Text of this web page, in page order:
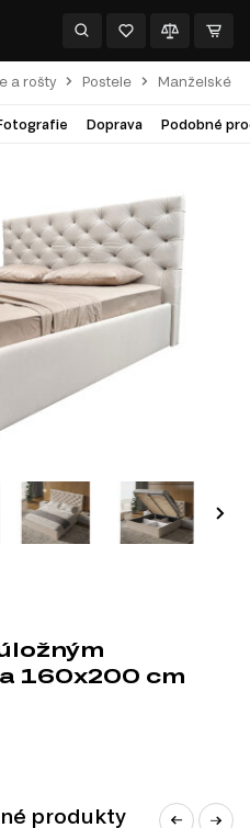
a rošty Postele Manželské
Doprava Podobné
160x200 cm
produkty